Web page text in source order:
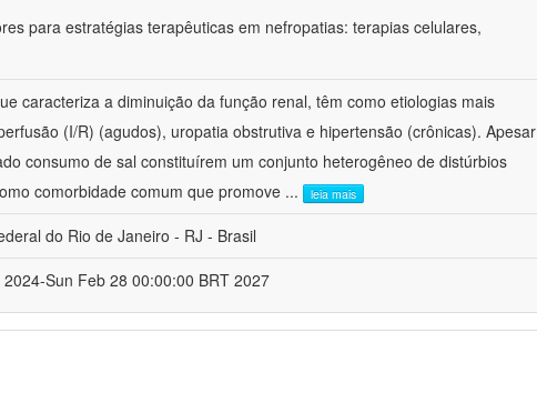
para estratégias terapêuticas em nefropatias: terapias celulares,
caracteriza a diminuição da função renal, têm como etiologias mais
(I/R) (agudos), uropatia obstrutiva e hipertensão (crônicas). Apesar
consumo de sal constituírem um conjunto heterogêneo de distúrbios
comorbidade comum que promove ... leia mais
do Rio de Janeiro - RJ - Brasil
Sun Feb 28 00:00:00 BRT 2027